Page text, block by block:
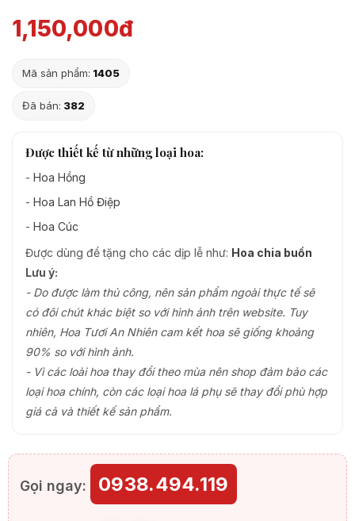
1,150,000đ
Mã sản phẩm: 1405
Đã bán: 382
Được thiết kế từ những loại hoa:
- Hoa Hồng
- Hoa Lan Hồ Điệp
- Hoa Cúc
Được dùng để tặng cho các dịp lễ như: Hoa chia buồn
Lưu ý:
- Do được làm thủ công, nên sản phẩm ngoài thực tế sẽ
có đôi chút khác biệt so với hình ảnh trên website. Tuy
nhiên, Hoa Tươi An Nhiên cam kết hoa sẽ giống khoảng
90% so với hình ảnh.
- Vì các loài hoa thay đổi theo mùa nên shop đảm bảo các
loại hoa chính, còn các loại hoa lá phụ sẽ thay đổi phù hợp
giá cả và thiết kế sản phẩm.
Gọi ngay: 0938.494.119